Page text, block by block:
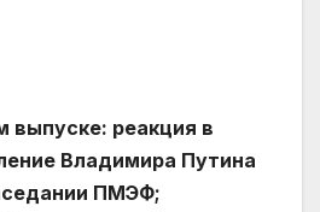
выпуске: реакция в
Владимира Путина
ПМЭФ;